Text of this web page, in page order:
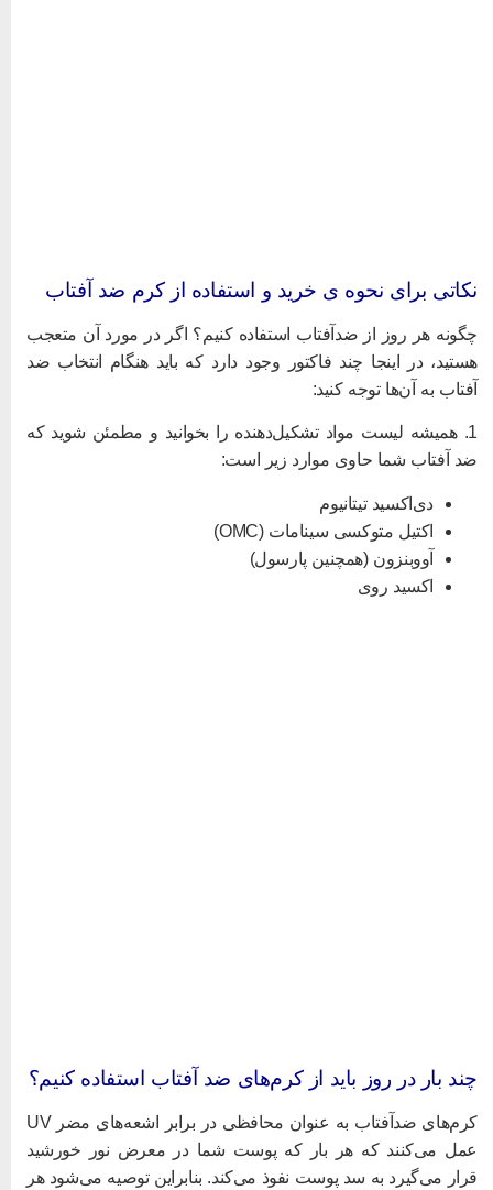
برای نحوه ی خرید و استفاده از کرم ضد آفتاب
هر روز از ضدآفتاب استفاده کنیم؟ اگر در مورد آن متعجب
در اینجا چند فاکتور وجود دارد که باید هنگام انتخاب ضد
به آن‌ها توجه کنید:
1. همیشه لیست مواد تشکیل‌دهنده را بخوانید و مطمئن شوید که
آفتاب شما حاوی موارد زیر است:
دی‌اکسید تیتانیوم
اکتیل متوکسی سینامات (OMC)
آووبنزون (همچنین پارسول)
اکسید روی
بار در روز باید از کرم‌های ضد آفتاب استفاده کنیم؟
کرم‌های ضدآفتاب به عنوان محافظی در برابر اشعه‌های مضر UV
می‌کنند که هر بار که پوست شما در معرض نور خورشید
می‌گیرد به سد پوست نفوذ می‌کند. بنابراین توصیه می‌شود هر